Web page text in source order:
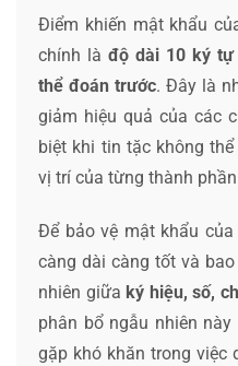
Điểm khiến mật khẩu
chính là độ dài 10 ký tự
thể đoán trước. Đây là
giảm hiệu quả của các
biệt khi tin tặc không
vị trí của từng thành
Để bảo vệ mật khẩu
càng dài càng tốt và
nhiên giữa ký hiệu, số,
phân bổ ngẫu nhiên
gặp khó khăn trong việc